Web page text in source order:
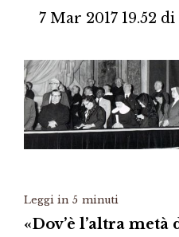
7 Mar 2017 19.52 di
Leggi in 5 minuti
«Dov’è l’altra metà